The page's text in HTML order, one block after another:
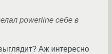
powerline себе в
Аж интересно